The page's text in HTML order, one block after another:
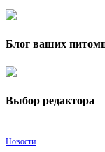
Блог ваших
Выбор редактора
Новости